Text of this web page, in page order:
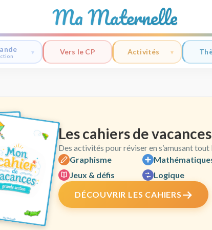
Ma Maternelle
Vers le CP Activités
Les cahiers de vacances
Des activités pour réviser en s’amusant tout
Graphisme
Jeux & défis
Logique
DÉCOUVRIR LES CAHIERS